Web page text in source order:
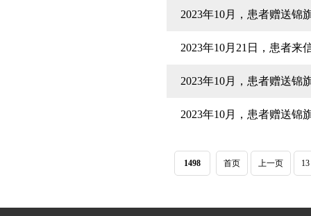
2023年10月，患者赠送锦
2023年10月21日，患者来
2023年10月，患者赠送锦
2023年10月，患者赠送锦
1498 首页 上一页 13